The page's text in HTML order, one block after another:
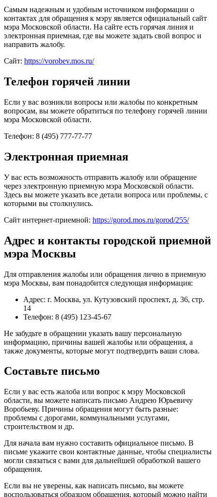
Самым надежным и удобным источником информации о
контактах для обращения к мэру является официальный сайт
мэра Московской области. На сайте есть горячая линия и
электронная приемная, где вы можете задать свой вопрос и
направить жалобу.
Сайт: https://vorobev.mos.ru/
Телефон горячей линии
Если у вас возникли вопросы или жалобы по конкретным
вопросам, вы можете обратиться по телефону горячей линии
мэра Московской области.
Телефон: 8 (495) 777-77-77
Электронная приемная
У вас есть возможность отправить жалобу или обращение
через электронную приемную мэра Московской области.
Здесь вы можете указать все детали вопроса или проблемы, с
которыми вы столкнулись.
Сайт интернет-приемной: https://gorod.mos.ru/gorod/255/
Адрес и контакты городской приемной
мэра Москвы
Для отправления жалобы или обращения лично в приемную
мэра Москвы, вам понадобится следующая информация:
Адрес: г. Москва, ул. Кутузовский проспект, д. 36, стр.
14
Телефон: 8 (495) 123-45-67
Не забудьте в обращении указать вашу персональную
информацию, причины вашей жалобы или обращения, а
также документы, которые могут подтвердить ваши слова.
Составьте письмо
Если у вас есть жалоба или вопрос к мэру Московской
области, вы можете написать письмо Андрею Юрьевичу
Воробьеву. Причины обращения могут быть разные:
проблемы с дорогами, коммунальными услугами,
строительством и др.
Для начала вам нужно составить официальное письмо. В
письме укажите свои контактные данные, чтобы специалисты
могли связаться с вами для дальнейшей обработкой вашего
обращения.
Если вы не уверены, как написать письмо, вы можете
воспользоваться образцом обращения, который можно найти